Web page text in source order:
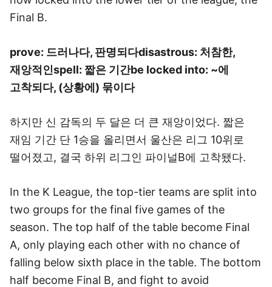
Final B.
prove: 드러나다, 판명되다disastrous: 처참한,
재앙적인spell: 짧은 기간be locked into: ~에
고착되다, (상황에) 묶이다
하지만 신 감독의 두 달은 더 큰 재앙이었다. 짧은
재임 기간 단 1승을 올리면서 울산은 리그 10위로
떨어졌고, 결국 하위 리그인 파이널B에 고착됐다.
In the K League, the top-tier teams are split into
two groups for the final five games of the
season. The top half of the table become Final
A, only playing each other with no chance of
falling below sixth place in the table. The bottom
half become Final B, and fight to avoid